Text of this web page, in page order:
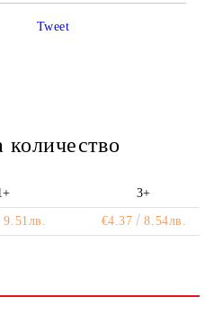
Tweet
количество
3+
9.51лв. €4.37 8.54лв.